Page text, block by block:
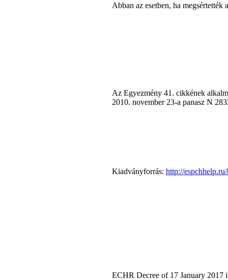
Abban az esetben, ha
Az Egyezmény 41. cikkének
2010. november 23-a panasz N
Kiadványforrás: http://
ECHR Decree of 17 January